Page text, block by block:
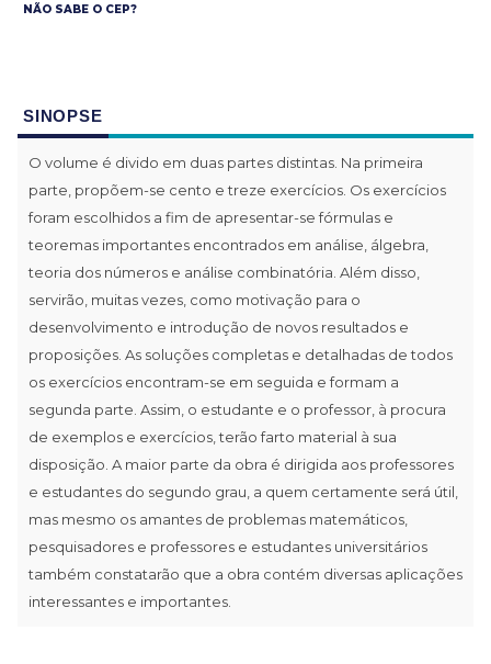
NÃO SABE O CEP?
SINOPSE
O volume é divido em duas partes distintas. Na primeira
parte, propõem-se cento e treze exercícios. Os exercícios
foram escolhidos a fim de apresentar-se fórmulas e
teoremas importantes encontrados em análise, álgebra,
teoria dos números e análise combinatória. Além disso,
servirão, muitas vezes, como motivação para o
desenvolvimento e introdução de novos resultados e
proposições. As soluções completas e detalhadas de todos
os exercícios encontram-se em seguida e formam a
segunda parte. Assim, o estudante e o professor, à procura
de exemplos e exercícios, terão farto material à sua
disposição. A maior parte da obra é dirigida aos professores
e estudantes do segundo grau, a quem certamente será útil,
mas mesmo os amantes de problemas matemáticos,
pesquisadores e professores e estudantes universitários
também constatarão que a obra contém diversas aplicações
interessantes e importantes.